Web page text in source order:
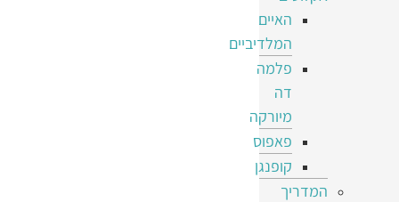
האיים
המלדיביים
פלמה
דה
מיורקה
פאפוס
קופנגן
המדריך